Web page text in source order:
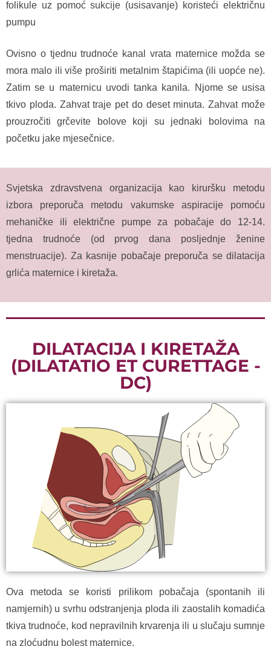
folikule uz pomoć sukcije (usisavanje) koristeći električnu
pumpu
Ovisno o tjednu trudnoće kanal vrata maternice možda se
mora malo ili više proširiti metalnim štapićima (ili uopće ne).
Zatim se u maternicu uvodi tanka kanila. Njome se usisa
tkivo ploda. Zahvat traje pet do deset minuta. Zahvat može
prouzročiti grčevite bolove koji su jednaki bolovima na
početku jake mjesečnice.
Svjetska zdravstvena organizacija kao kiruršku metodu
izbora preporuča metodu vakumske aspiracije pomoću
mehaničke ili električne pumpe za pobačaje do 12-14.
tjedna trudnoće (od prvog dana posljednje ženine
menstruacije). Za kasnije pobačaje preporuča se dilatacija
grlića maternice i kiretaža.
DILATACIJA I KIRETAŽA
(DILATATIO ET CURETTAGE -
DC)
Ova metoda se koristi prilikom pobačaja (spontanih ili
namjernih) u svrhu odstranjenja ploda ili zaostalih komadića
tkiva trudnoće, kod nepravilnih krvarenja ili u slučaju sumnje
na zloćudnu bolest maternice.